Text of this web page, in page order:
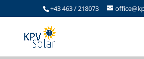
+43 463 / 218073